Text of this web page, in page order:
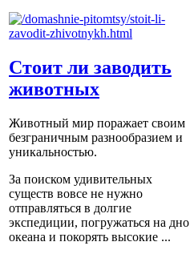
Стоит ли заводить
животных
Животный мир поражает своим
безграничным разнообразием и
уникальностью.
За поиском удивительных
существ вовсе не нужно
отправляться в долгие
экспедиции, погружаться на дно
океана и покорять высокие ...